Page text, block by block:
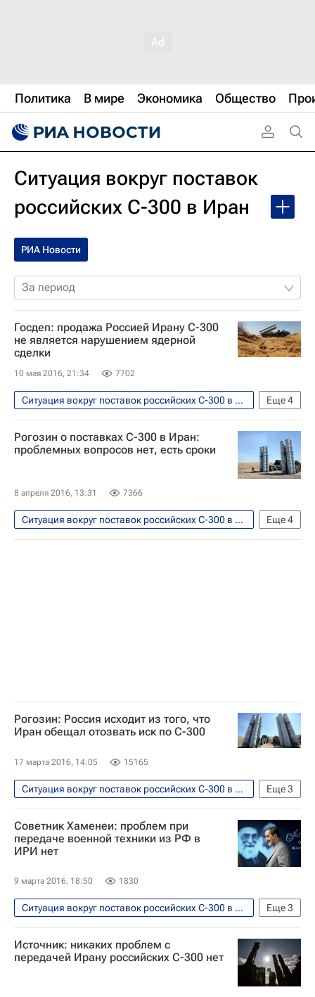
Политика В мире Экономика Общество
Ситуация вокруг поставок
российских С-300 в Иран
РИА Новости
За период
Госдеп: продажа Россией Ирану С-300
не является нарушением ядерной
сделки
10 мая 2016, 21:34 7702
Еще4
Ситуация вокруг поставок российских С-300 в Иран
В мире
США Иран Россия
Рогозин о поставках С-300 в Иран:
проблемных вопросов нет, есть сроки
8 апреля 2016, 13:31 7366
Еще4
Ситуация вокруг поставок российских С-300 в Иран
Безопасность
Иран
Рогозин: Россия исходит из того, что
Иран обещал отозвать иск по С-300
17 марта 2016, 14:05 15165
Еще3
Ситуация вокруг поставок российских С-300 в Иран
Безопасность
Дмитрий Рогозин
ЗРК С-300
Советник Хаменеи: проблем при
передаче военной техники из РФ в
ИРИ нет
9 марта 2016, 18:50 1830
Еще3
Ситуация вокруг поставок российских С-300 в Иран
Экономика
Иран Россия
Источник: никаких проблем с
передачей Ирану российских С-300 нет